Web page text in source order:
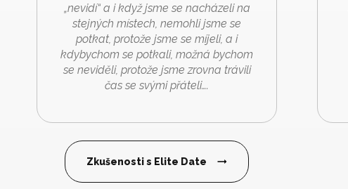
„nevidí“ a i když jsme se nacházeli na
stejných místech, nemohli jsme se
potkat, protože jsme se míjeli, a i
kdybychom se potkali, možná bychom
se neviděli, protože jsme zrovna trávili
čas se svými přáteli….
Zkušenosti s Elite Date